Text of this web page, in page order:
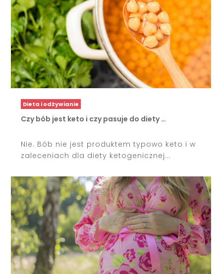
Dieta i odżywianie
Czy bób jest keto i czy pasuje do diety …
Nie. Bób nie jest produktem typowo keto i w
zaleceniach dla diety ketogenicznej...